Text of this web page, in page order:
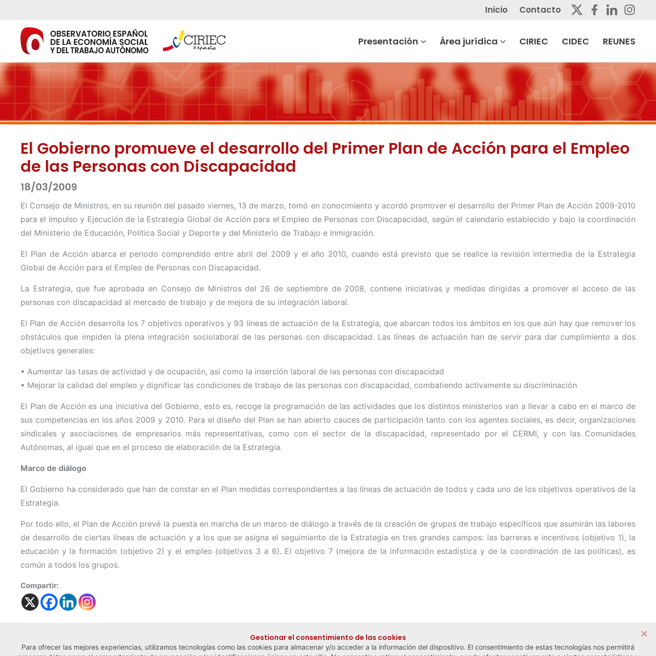
contenido
Inicio Contacto
Presentación Área jurídica CIRIEC CIDEC REUNES
El Gobierno promueve el desarrollo del Primer Plan de Acción para el Empleo
de las Personas con Discapacidad
18/03/2009
El Consejo de Ministros, en su reunión del pasado viernes, 13 de marzo, tomó en conocimiento y acordó promover el desarrollo del Primer Plan de Acción 2009-2010
para el Impulso y Ejecución de la Estrategia Global de Acción para el Empleo de Personas con Discapacidad, según el calendario establecido y bajo la coordinación
del Ministerio de Educación, Política Social y Deporte y del Ministerio de Trabajo e Inmigración.
El Plan de Acción abarca el periodo comprendido entre abril del 2009 y el año 2010, cuando está previsto que se realice la revisión intermedia de la Estrategia
Global de Acción para el Empleo de Personas con Discapacidad.
La Estrategia, que fue aprobada en Consejo de Ministros del 26 de septiembre de 2008, contiene iniciativas y medidas dirigidas a promover el acceso de las
personas con discapacidad al mercado de trabajo y de mejora de su integración laboral.
El Plan de Acción desarrolla los 7 objetivos operativos y 93 líneas de actuación de la Estrategia, que abarcan todos los ámbitos en los que aún hay que remover los
obstáculos que impiden la plena integración sociolaboral de las personas con discapacidad. Las líneas de actuación han de servir para dar cumplimiento a dos
objetivos generales:
• Aumentar las tasas de actividad y de ocupación, así como la inserción laboral de las personas con discapacidad
• Mejorar la calidad del empleo y dignificar las condiciones de trabajo de las personas con discapacidad, combatiendo activamente su discriminación
El Plan de Acción es una iniciativa del Gobierno, esto es, recoge la programación de las actividades que los distintos ministerios van a llevar a cabo en el marco de
sus competencias en los años 2009 y 2010. Para el diseño del Plan se han abierto cauces de participación tanto con los agentes sociales, es decir, organizaciones
sindicales y asociaciones de empresarios más representativas, como con el sector de la discapacidad, representado por el CERMI, y con las Comunidades
Autónomas, al igual que en el proceso de elaboración de la Estrategia.
Marco de diálogo
El Gobierno ha considerado que han de constar en el Plan medidas correspondientes a las líneas de actuación de todos y cada uno de los objetivos operativos de la
Estrategia.
Por todo ello, el Plan de Acción prevé la puesta en marcha de un marco de diálogo a través de la creación de grupos de trabajo específicos que asumirán las labores
de desarrollo de ciertas líneas de actuación y a los que se asigna el seguimiento de la Estrategia en tres grandes campos: las barreras e incentivos (objetivo 1), la
educación y la formación (objetivo 2) y el empleo (objetivos 3 a 6). El objetivo 7 (mejora de la información estadística y de la coordinación de las políticas), es
común a todos los grupos.
Compartir:
← Noticia anterior Noticia siguiente →
Gestionar el consentimiento de las cookies
Para ofrecer las mejores experiencias, utilizamos tecnologías como las cookies para almacenar y/o acceder a la información del dispositivo. El consentimiento de estas tecnologías nos permitirá